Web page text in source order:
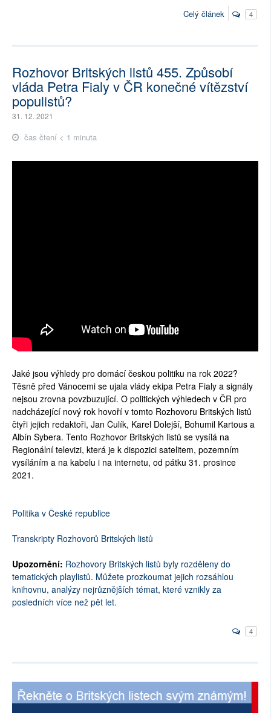
Celý článek 4
Rozhovor Britských listů 455. Způsobí
vláda Petra Fialy v ČR konečné vítězství
populistů?
31. 12. 2021
čas čtení < 1 minuta
Jaké jsou výhledy pro domácí českou politiku na rok 2022?
Těsně před Vánocemi se ujala vlády ekipa Petra Fialy a signály
nejsou zrovna povzbuzující. O politických výhledech v ČR pro
nadcházející nový rok hovoří v tomto Rozhovoru Britských listů
čtyři jejich redaktoři, Jan Čulík, Karel Dolejší, Bohumil Kartous a
Albín Sybera. Tento Rozhovor Britských listů se vysílá na
Regionální televizi, která je k dispozici satelitem, pozemním
vysíláním a na kabelu i na internetu, od pátku 31. prosince
2021.
Politika v České republice
Transkripty Rozhovorů Britských listů
Upozornění: Rozhovory Britských listů byly rozděleny do
tematických playlistů. Můžete prozkoumat jejich rozsáhlou
knihovnu, analýzy nejrůznějších témat, které vznikly za
posledních více než pět let.
4